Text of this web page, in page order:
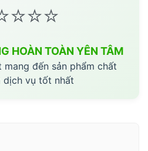
HOÀN TOÀN YÊN TÂM
đến sản phẩm chất
dịch vụ tốt nhất